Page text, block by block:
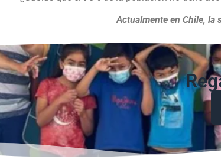
Actualmente en Chile, la